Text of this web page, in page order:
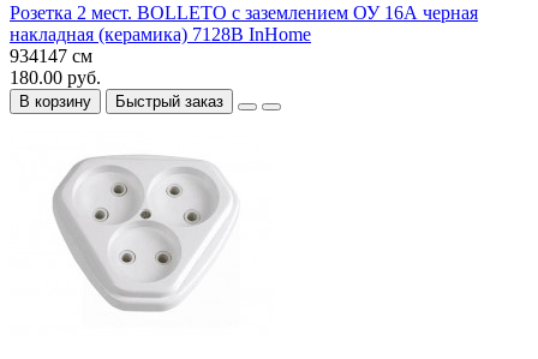
Розетка 2 мест. BOLLETO с заземлением ОУ 16А черная
накладная (керамика) 7128B InHome
934147 см
180.00 руб.
В корзину Быстрый заказ